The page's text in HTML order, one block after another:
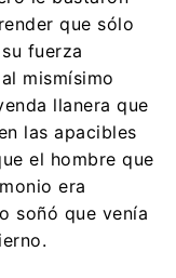
que sólo
fuerza
mismísimo
llanera que
las apacibles
el hombre que
era
soñó que venía